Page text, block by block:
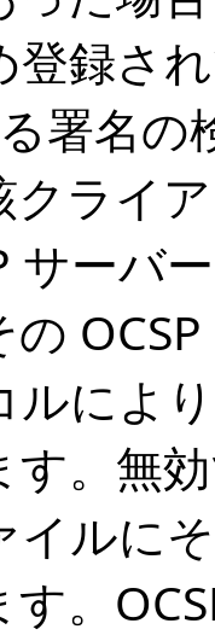
登録さ
署名の
クライ
サーバ
ルによ
す。無
イルに
す。